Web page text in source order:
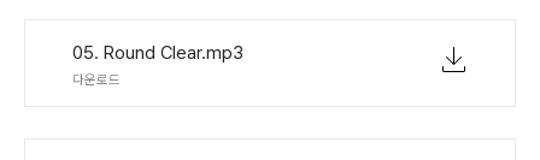
05. Round Clear.mp3
다운로드